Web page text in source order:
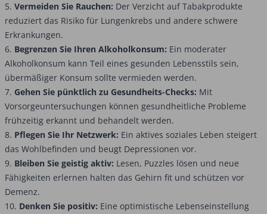
5. Vermeiden Sie Rauchen: Der Verzicht auf Tabakprodukte
reduziert das Risiko für Lungenkrebs und andere schwere
Erkrankungen.
6. Begrenzen Sie Ihren Alkoholkonsum: Ein moderater
Alkoholkonsum kann Teil eines gesunden Lebensstils sein,
übermäßiger Konsum sollte vermieden werden.
7. Gehen Sie pünktlich zu Gesundheits-Checks: Mit
Vorsorgeuntersuchungen können gesundheitliche Probleme
frühzeitig erkannt und behandelt werden.
8. Pflegen Sie Ihr Netzwerk: Ein aktives soziales Leben steigert
das Wohlbefinden und beugt Depressionen vor.
9. Bleiben Sie geistig aktiv: Lesen, Puzzles lösen und neue
Fähigkeiten erlernen halten das Gehirn fit und schützen vor
Demenz.
10. Denken Sie positiv: Eine optimistische Lebenseinstellung